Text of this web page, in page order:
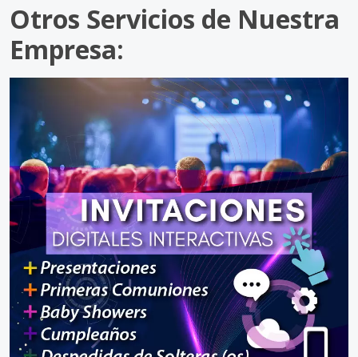
Otros Servicios de Nuestra
Empresa: